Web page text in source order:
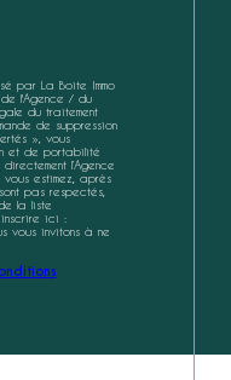
par La Boite Immo
l'Agence / du
du traitement
de suppression
», vous
et de portabilité
l’Agence
vous estimez, après
pas respectés,
la liste
inscrire ici :
vous invitons à ne